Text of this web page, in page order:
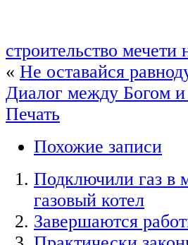
строительство
« Не оставайся
Диалог между Богом
Печать
Похожие записи
Подключили газ в
газовый котел
Завершаются